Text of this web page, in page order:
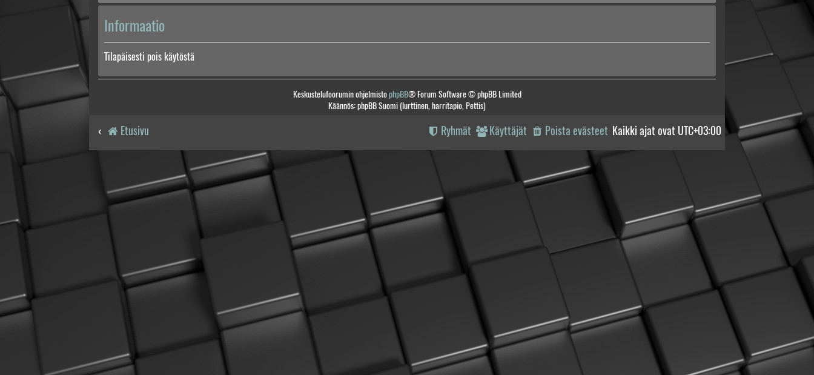
Informaatio
Tilapäisesti pois käytöstä
Keskustelufoorumin ohjelmistophpBB® Forum Software © phpBB Limited
Käännös: phpBB Suomi (lurttinen, harritapio, Pettis)
Etusivu Kaikki ajat ovat UTC+03:00
Poista evästeet
Käyttäjät
Ryhmät